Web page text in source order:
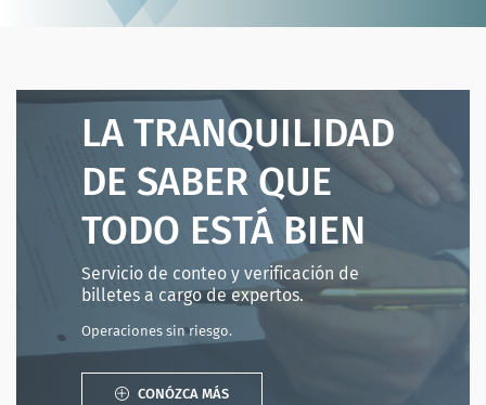
LA TRANQUILIDAD
DE SABER QUE
TODO ESTÁ BIEN
Servicio de conteo y verificación de
billetes a cargo de expertos.
Operaciones sin riesgo.
CONÓZCA MÁS